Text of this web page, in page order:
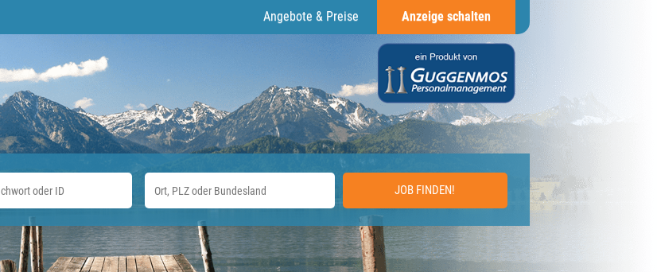
Angebote & Preise Anzeige schalten
JOB FINDEN!